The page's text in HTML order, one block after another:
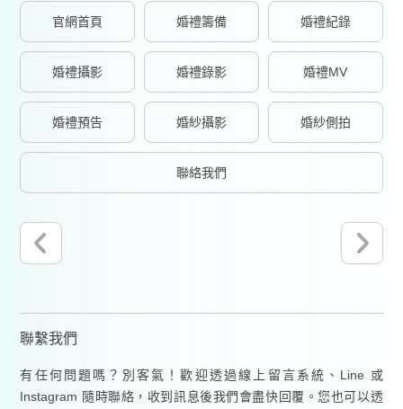
官網首頁 婚禮籌備 婚禮紀錄
婚禮攝影 婚禮錄影 婚禮MV
婚禮預告 婚紗攝影 婚紗側拍
聯絡我們
聯繫我們
有任何問題嗎？別客氣！歡迎透過線上留言系統、Line 或
Instagram 隨時聯絡，收到訊息後我們會盡快回覆。您也可以透